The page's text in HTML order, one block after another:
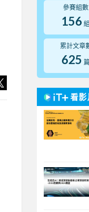
參賽組數
156 組
累計文章
625
看影